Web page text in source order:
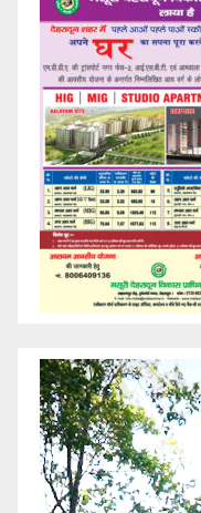
Video
Player